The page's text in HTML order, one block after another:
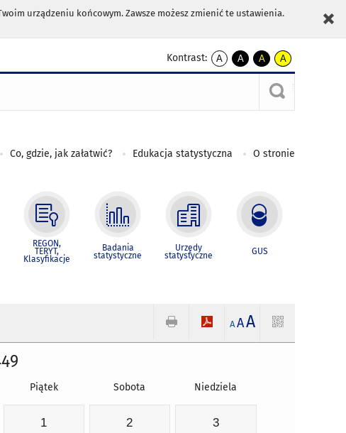
urządzeniu końcowym. Zawsze możesz zmienić te ustawienia.
Kontrast:
A
kontrast
A
kontrast
czarnym
A
kontrast
żółty
tekst
czarnym
A
kontrast
czarny
tekst
żółtym
Co, gdzie, jak załatwić? Edukacja statystyczna O stronie
REGON,
TERYT,
Klasyfikacje
Badania
statystyczne
Urzędy
statystyczne GUS
A AA
Piątek Sobota Niedziela
1 2 3